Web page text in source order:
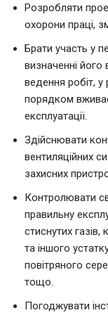
Розробляти
охорони праці,
Брати участь у
визначенні його
ведення робіт, у
порядком
експлуатації.
Здійснювати
вентиляційних
захисних
Контролювати
правильну
стиснутих газів,
та іншого
повітряного
тощо.
Погоджувати